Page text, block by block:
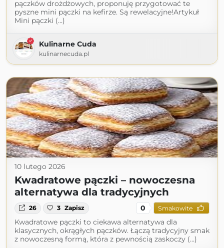
pączków drożdżowych, proponuję przygotować te
pyszne mini pączki na kefirze. Są rewelacyjne!Artykuł
Mini pączki (...)
Kulinarne Cuda
kulinarnecuda.pl
10 lutego 2026
Kwadratowe pączki – nowoczesna
alternatywa dla tradycyjnych
26 3 Zapisz 0 Smakowite
Kwadratowe pączki to ciekawa alternatywa dla
klasycznych, okrągłych pączków. Łączą tradycyjny smak
z nowoczesną formą, która z pewnością zaskoczy (...)